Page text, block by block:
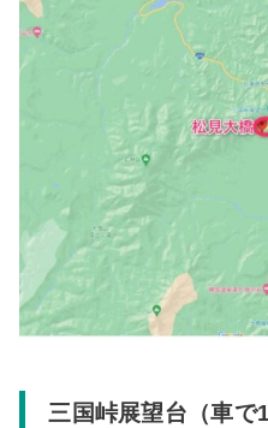
三国峠展望台（車で1